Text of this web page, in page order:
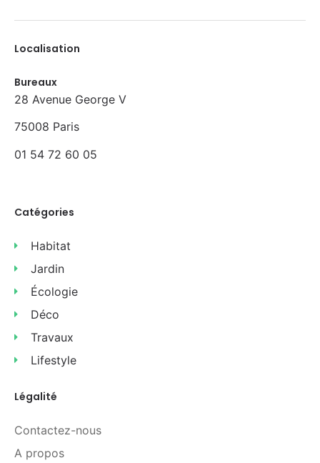
Localisation
Bureaux
28 Avenue George V
75008 Paris
01 54 72 60 05
Catégories
Habitat
Jardin
Écologie
Déco
Travaux
Lifestyle
Légalité
Contactez-nous
A propos